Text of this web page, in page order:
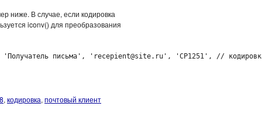
ниже. В случае, если кодировка
iconv() для преобразования
письма', 'recepient@site.ru', 'CP1251', //
, кодировка, почтовый клиент